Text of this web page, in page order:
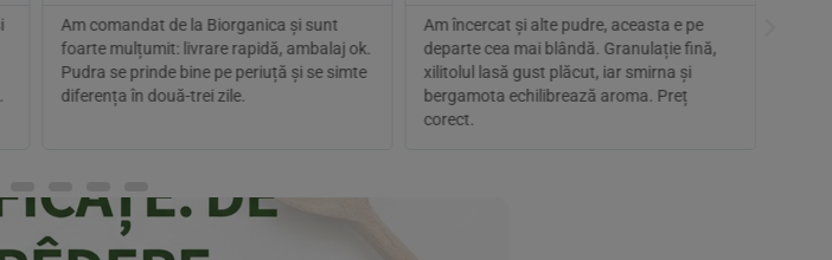
Am comandat de la Biorganica și sunt
foarte mulțumit: livrare rapidă, ambalaj ok.
Pudra se prinde bine pe periuță și se simte
diferența în două-trei zile.
Am încercat și alte pudre, aceasta e pe
departe cea mai blândă. Granulație fină,
xilitolul lasă gust plăcut, iar smirna și
bergamota echilibrează aroma. Preț
corect.